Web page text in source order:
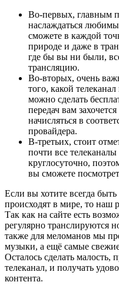
Во-первых, главным
наслаждаться
сможете в каждой
природе и даже в
где бы вы ни были,
трансляцию.
Во-вторых, очень
того, какой
можно сделать
передач вам
начисляться в
провайдера.
В-третьих, стоит
почти все
круглосуточно,
вы сможете
Если вы хотите всегда
происходят в мире, то наш
Так как на сайте есть
регулярно транслируются
также для меломанов мы
музыки, а ещё самые
Осталось сделать малость,
телеканал, и получать
контента.